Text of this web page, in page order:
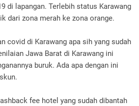
di lapangan. Terlebih status Karawang
dari zona merah ke zona orange.
covid di Karawang apa sih yang sudah
Jawa Barat di Karawang ini
buruk. Ada apa dengan ini
fee hotel yang sudah dibantah